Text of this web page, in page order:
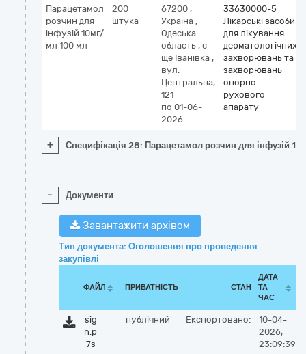
Парацетамол
розчин для
інфузій 10мг/
мл 100 мл
200
штука
67200 ,
Україна ,
Одеська
область , с-
ще Іванівка ,
вул.
Центральна,
121
по 01-06-
2026
33630000-5
Лікарські засоби
для лікування
дерматологічних
захворювань та
захворювань
опорно-
рухового
апарату
+ Специфікація 28: Парацетамол розчин для інфузій
- Документи
Завантажити архівом
Тип документа: Оголошення про проведення
закупівлі
ФАЙЛ ПРИВАТНІСТЬ СТАН
ДАТА
ТА
ЧАС
sig
n.p
7s
публічний Експортовано:
10-04-
2026,
23:09:39